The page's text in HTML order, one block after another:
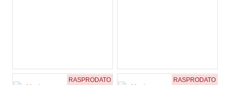
RASPRODATO RASPRODATO